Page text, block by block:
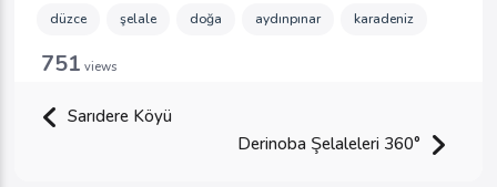
düzce şelale doğa aydınpınar karadeniz
751 views
Sarıdere Köyü
Derinoba Şelaleleri 360°